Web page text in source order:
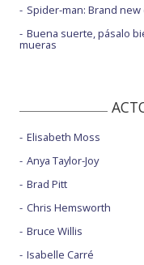
Spider-man: Brand new
Buena suerte, pásalo
mueras
Elisabeth Moss
Anya Taylor-Joy
Brad Pitt
Chris Hemsworth
Bruce Willis
Isabelle Carré